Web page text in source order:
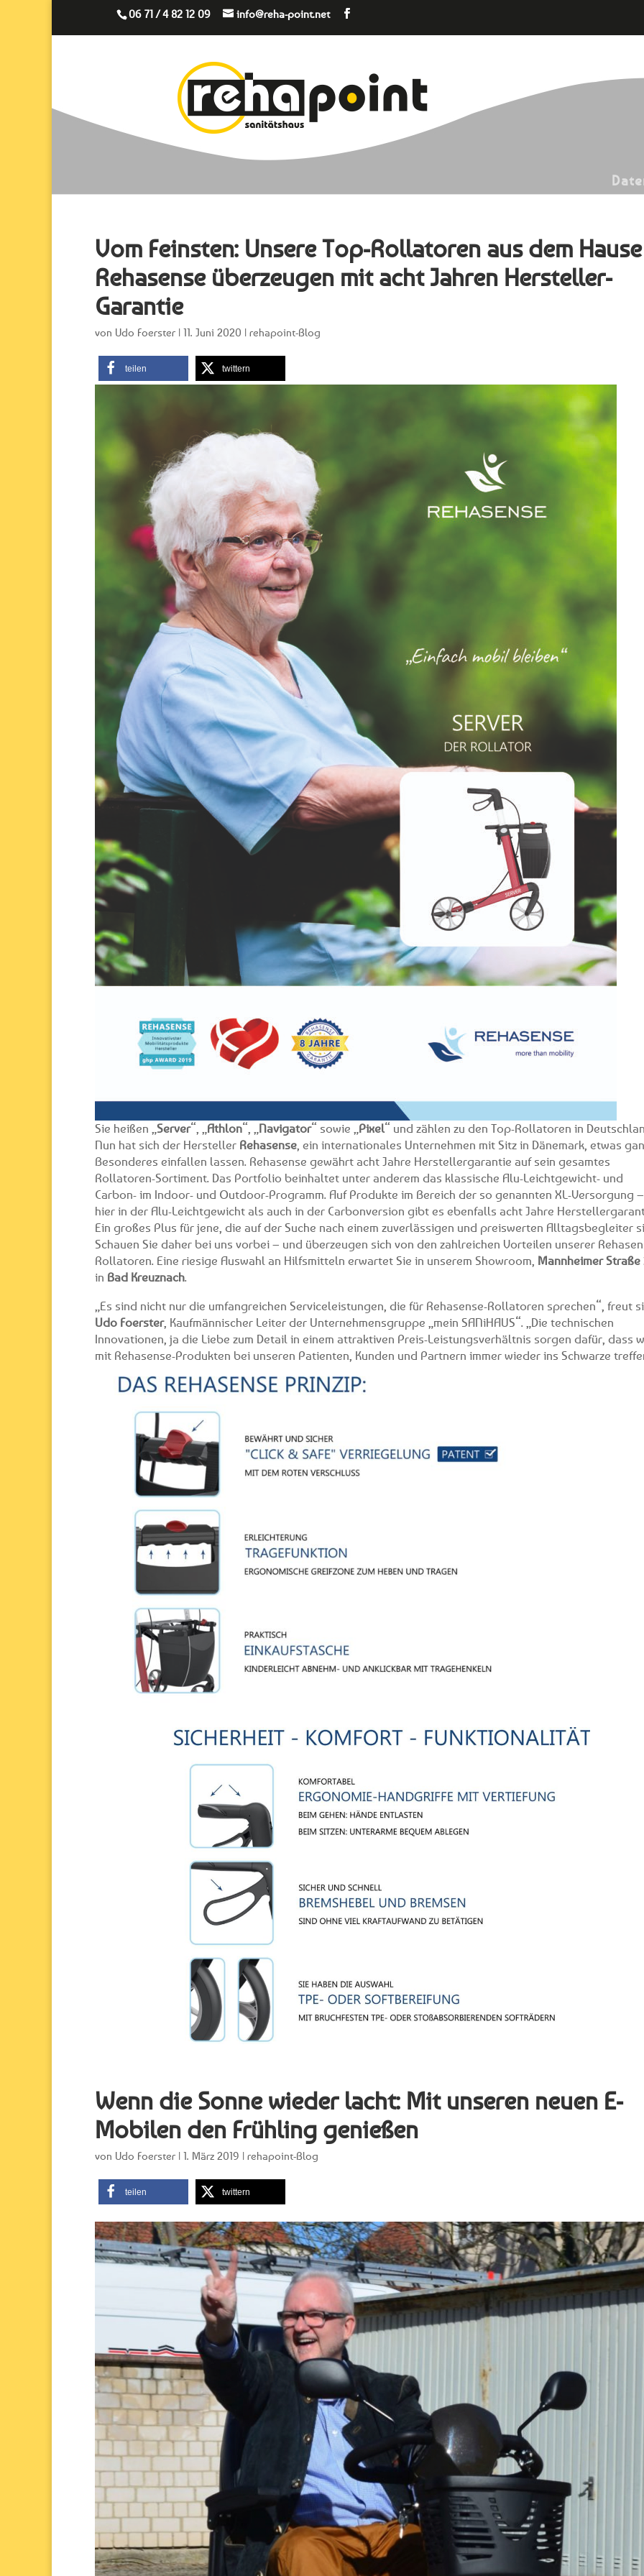
06 71 / 4 82 12 09 info@reha-point.net
Vom Feinsten: Unsere Top-Rollatoren aus dem Hause
Rehasense überzeugen mit acht Jahren Hersteller-
Garantie
von Udo Foerster | 11. Juni 2020 | rehapoint-Blog
teilen twittern
Sie heißen „Server“, „Athlon“, „Navigator“ sowie „Pixel“ und zählen zu den Top-Rollatoren in
Nun hat sich der Hersteller Rehasense, ein internationales Unternehmen mit Sitz in Dänemark, etwas
Besonderes einfallen lassen. Rehasense gewährt acht Jahre Herstellergarantie auf sein gesamtes
Rollatoren-Sortiment. Das Portfolio beinhaltet unter anderem das klassische Alu-Leichtgewicht- und
Carbon- im Indoor- und Outdoor-Programm. Auf Produkte im Bereich der so genannten XL-Versorgung –
hier in der Alu-Leichtgewicht als auch in der Carbonversion gibt es ebenfalls acht Jahre
Ein großes Plus für jene, die auf der Suche nach einem zuverlässigen und preiswerten Alltagsbegleiter
Schauen Sie daher bei uns vorbei – und überzeugen sich von den zahlreichen Vorteilen unserer
Rollatoren. Eine riesige Auswahl an Hilfsmitteln erwartet Sie in unserem Showroom, Mannheimer Straße
in Bad Kreuznach.
„Es sind nicht nur die umfangreichen Serviceleistungen, die für Rehasense-Rollatoren sprechen“, freut
Udo Foerster, Kaufmännischer Leiter der Unternehmensgruppe „mein SANiHAUS“. „Die technischen
Innovationen, ja die Liebe zum Detail in einem attraktiven Preis-Leistungsverhältnis sorgen dafür, dass
mit Rehasense-Produkten bei unseren Patienten, Kunden und Partnern immer wieder ins Schwarze
Wenn die Sonne wieder lacht: Mit unseren neuen E-
Mobilen den Frühling genießen
von Udo Foerster | 1. März 2019 | rehapoint-Blog
teilen twittern